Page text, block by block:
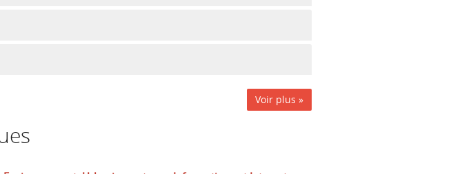
Voir plus »